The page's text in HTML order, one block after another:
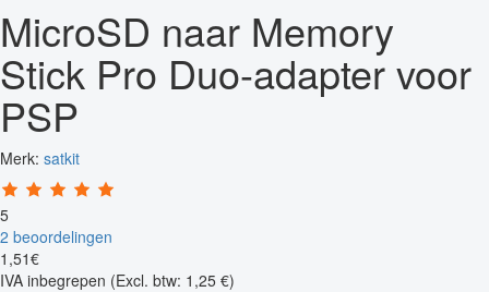
MicroSD naar Memory
Stick Pro Duo-adapter voor
PSP
Merk: satkit
5
2 beoordelingen
1 ,51€
IVA inbegrepen (Excl. btw: 1,25 €)